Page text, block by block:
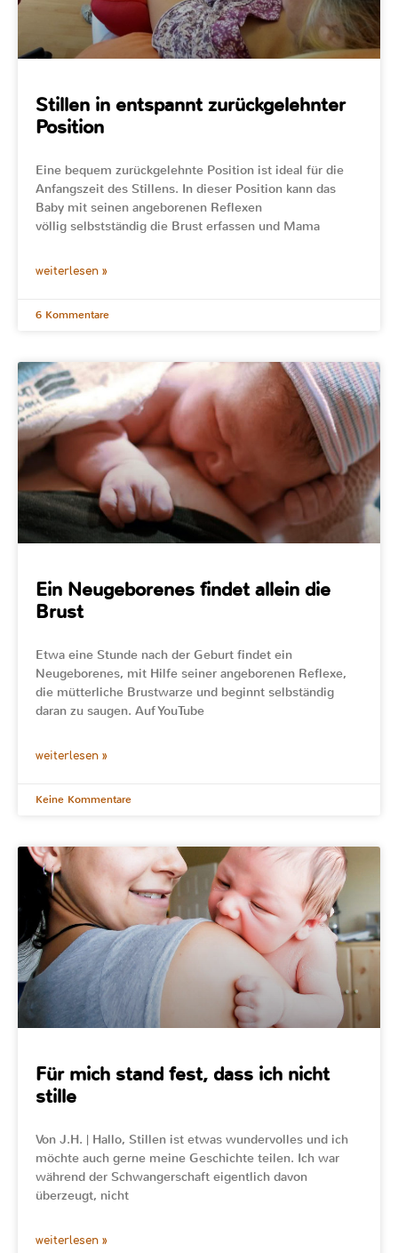
Stillen in entspannt zurückgelehnter
Position
Eine bequem zurückgelehnte Position ist ideal für die
Anfangszeit des Stillens. In dieser Position kann das
Baby mit seinen angeborenen Reflexen
völlig selbstständig die Brust erfassen und Mama
weiterlesen »
6 Kommentare
Ein Neugeborenes findet allein die
Brust
Etwa eine Stunde nach der Geburt findet ein
Neugeborenes, mit Hilfe seiner angeborenen Reflexe,
die mütterliche Brustwarze und beginnt selbständig
daran zu saugen. Auf YouTube
weiterlesen »
Keine Kommentare
Für mich stand fest, dass ich nicht
stille
Von J.H. | Hallo, Stillen ist etwas wundervolles und ich
möchte auch gerne meine Geschichte teilen. Ich war
während der Schwangerschaft eigentlich davon
überzeugt, nicht
weiterlesen »